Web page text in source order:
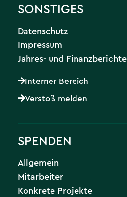
SPENDEN
Allgemein
Mitarbeiter
Konkrete Projekte
SONSTIGES
Datenschutz
Impressum
Jahres- und Finanzberichte
Interner Bereich
Verstoß melden